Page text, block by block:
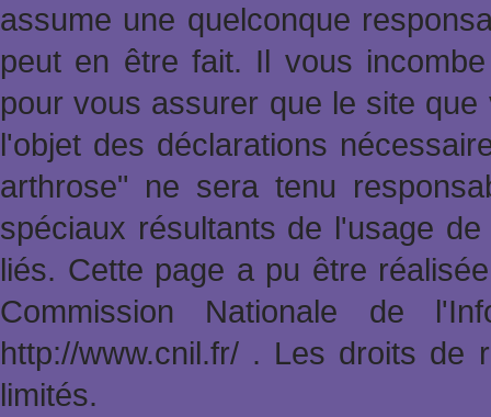
assume une quelconque
peut en être fait. Il vous
pour vous assurer que le site
l'objet des déclarations
arthrose" ne sera tenu
spéciaux résultants de l'usage
liés. Cette page a pu être
Commission Nationale de
http://www.cnil.fr/ . Les droits de
limités.